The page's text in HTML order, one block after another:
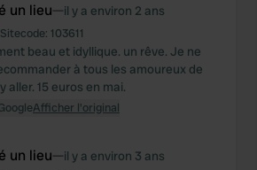
un lieu—il y a environ 2 ans
Sitecode: 103611
beau et idyllique. un rêve. Je ne
à tous les amoureux de
aller. 15 euros en mai.
Afficher l'original
un lieu—il y a environ 3 ans